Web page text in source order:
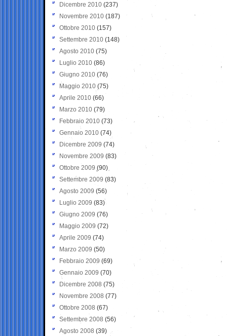
Dicembre 2010 (237)
Novembre 2010 (187)
Ottobre 2010 (157)
Settembre 2010 (148)
Agosto 2010 (75)
Luglio 2010 (86)
Giugno 2010 (76)
Maggio 2010 (75)
Aprile 2010 (66)
Marzo 2010 (79)
Febbraio 2010 (73)
Gennaio 2010 (74)
Dicembre 2009 (74)
Novembre 2009 (83)
Ottobre 2009 (90)
Settembre 2009 (83)
Agosto 2009 (56)
Luglio 2009 (83)
Giugno 2009 (76)
Maggio 2009 (72)
Aprile 2009 (74)
Marzo 2009 (50)
Febbraio 2009 (69)
Gennaio 2009 (70)
Dicembre 2008 (75)
Novembre 2008 (77)
Ottobre 2008 (67)
Settembre 2008 (56)
Agosto 2008 (39)